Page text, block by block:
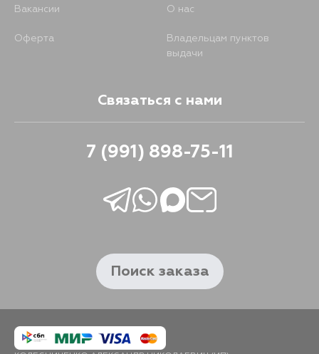
Вакансии О нас
Оферта
Владельцам пунктов
выдачи
Связаться с нами
7 (991) 898-75-11
Поиск заказа